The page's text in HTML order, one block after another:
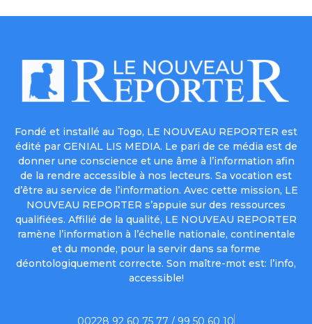
Fondé et installé au Togo, LE NOUVEAU REPORTER est
édité par GENIAL LIS MEDIA. Le pari de ce média est de
donner une conscience et une âme à l’information afin
de la rendre accessible à nos lecteurs. Sa vocation est
d’être au service de l’information. Avec cette mission, LE
NOUVEAU REPORTER s’appuie sur des ressources
qualifiées. Affilié de la qualité, LE NOUVEAU REPORTER
ramène l’information à l’échelle nationale, continentale
et du monde, pour la servir dans sa forme
déontologiquement correcte. Son maître-mot est: l’info,
accessible!
00228 92 60 75 77 / 99 50 60 10